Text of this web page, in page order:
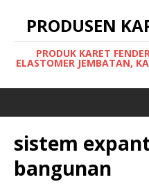
PRODUSEN
PRODUK KARET
ELASTOMER JEMBATAN,
sistem
bangunan